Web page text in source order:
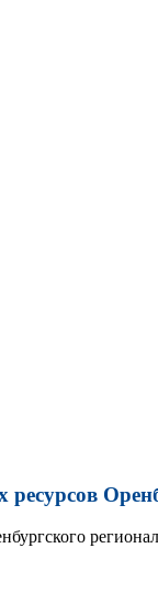
ресурсов